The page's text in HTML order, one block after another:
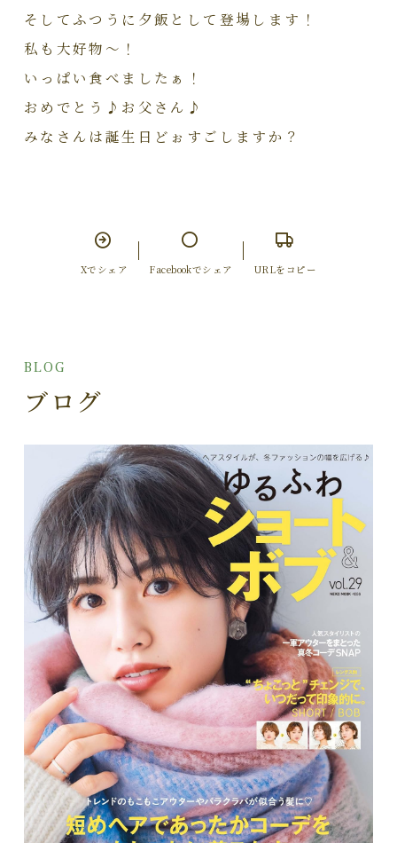
そしてふつうに夕飯として登場します！
私も大好物～！
いっぱい食べましたぁ！
おめでとう♪お父さん♪
みなさんは誕生日どぉすごしますか？
Xでシェア Facebookでシェア URLをコピー
BLOG
ブログ